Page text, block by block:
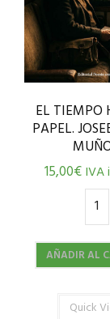
EL TIEMPO
PAPEL.
15,00€IVA
AÑADIR AL
Quick